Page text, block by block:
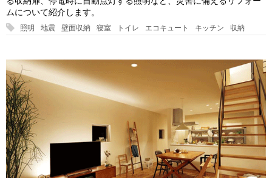
ムについて紹介します。
照明 地震 壁面収納 寝室 トイレ エコキュート キッチン 収納